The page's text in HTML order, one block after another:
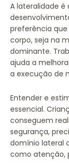
A lateralidade
preferência
corpo, seja na
dominante.
ajuda a
a execução de
Entender e
essencial.
conseguem
segurança,
domínio lateral
como atenção,